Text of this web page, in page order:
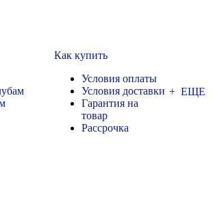
Как купить
Условия оплаты
Условия доставки
Гарантия на
товар
Рассрочка
+ ЕЩЕ